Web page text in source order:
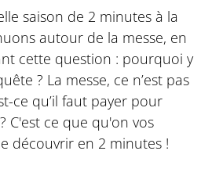
saison de 2 minutes à la
autour de la messe, en
cette question : pourquoi y
? La messe, ce n’est pas
ce qu’il faut payer pour
C'est ce que qu'on vos
découvrir en 2 minutes !